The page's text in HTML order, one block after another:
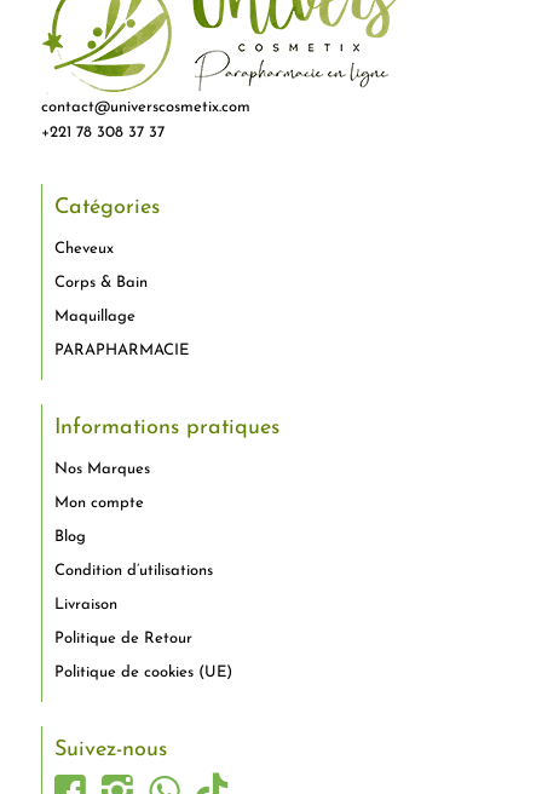
contact@universcosmetix.com
+221 78 308 37 37
Catégories
Cheveux
Corps & Bain
Maquillage
PARAPHARMACIE
Informations pratiques
Nos Marques
Mon compte
Blog
Condition d’utilisations
Livraison
Politique de Retour
Politique de cookies (UE)
Suivez-nous